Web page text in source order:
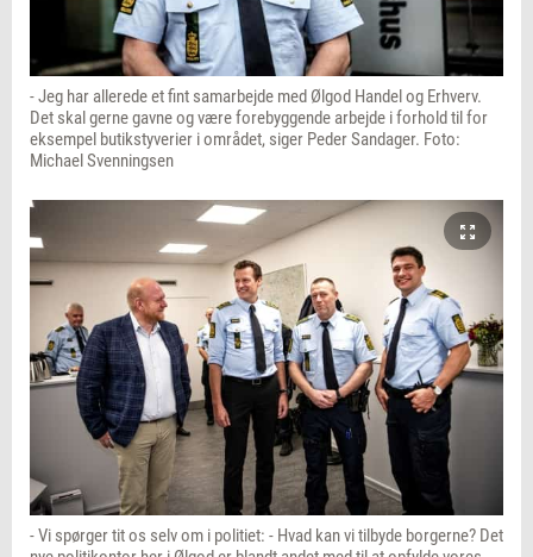
- Jeg har allerede et fint samarbejde med Ølgod Handel og Erhverv.
Det skal gerne gavne og være forebyggende arbejde i forhold til for
eksempel butikstyverier i området, siger Peder Sandager. Foto:
Michael Svenningsen
- Vi spørger tit os selv om i politiet: - Hvad kan vi tilbyde borgerne? Det